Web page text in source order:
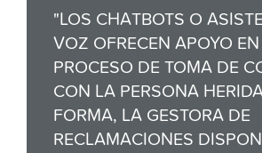
"LOS CHATBOTS O
VOZ OFRECEN APOYO
PROCESO DE TOMA DE
CON LA PERSONA
FORMA, LA GESTORA DE
RECLAMACIONES